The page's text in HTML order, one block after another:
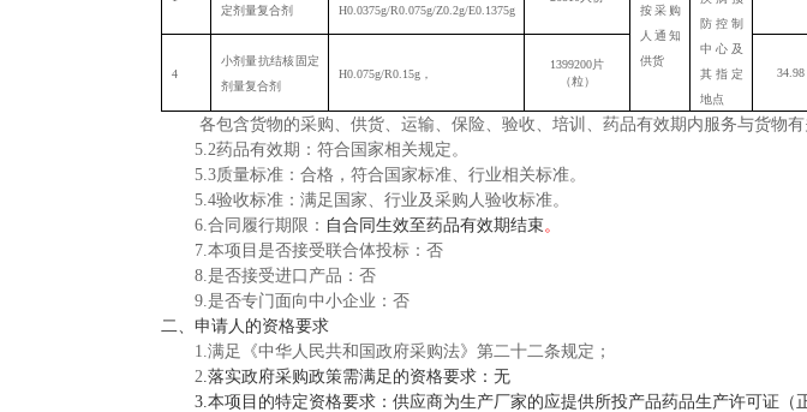
定剂量复合剂
H0.0375g/R0.075g/Z0.2g/E0.1375g
按采购
人通知
供货
防控制
中心及
其指定
地点
4
小剂量抗结核固定
剂量复合剂
H0.075g/R0.15g，
1399200片
（粒）
34.98
各包含货物的采购、供货、运输、保险、验收、培训、药品有效期内服务与货物
5.2药品有效期：符合国家相关规定。
5.3质量标准：合格，符合国家标准、行业相关标准。
5.4验收标准：满足国家、行业及采购人验收标准。
6.合同履行期限： 自合同生效至药品有效期结束。
7.本项目是否接受联合体投标：否
8.是否接受进口产品：否
9.是否专门面向中小企业：否
二、申请人的资格要求
1.满足《中华人民共和国政府采购法》第二十二条规定；
2.落实政府采购政策需满足的资格要求：无
3.本项目的特定资格要求：供应商为生产厂家的应提供所投产品药品生产许可证